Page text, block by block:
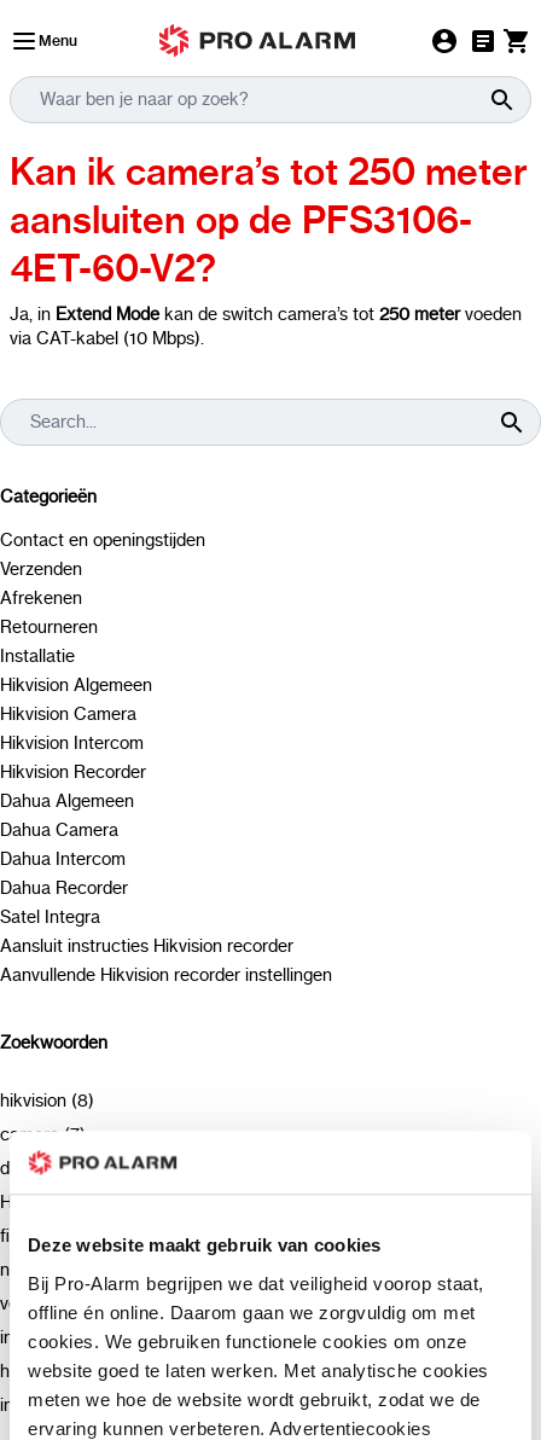
Deze website maakt gebruik van cookies
Bij Pro-Alarm begrijpen we dat veiligheid voorop staat,
offline én online. Daarom gaan we zorgvuldig om met
cookies. We gebruiken functionele cookies om onze
website goed te laten werken. Met analytische cookies
meten we hoe de website wordt gebruikt, zodat we de
ervaring kunnen verbeteren. Advertentiecookies
Menu
Kan ik camera’s tot 250 meter
aansluiten op de PFS3106-
4ET-60-V2?
Ja, in Extend Modekan de switch camera’s tot 250 metervoeden
via CAT-kabel (10 Mbps).
Categorieën
Contact en openingstijden
Verzenden
Afrekenen
Retourneren
Installatie
Hikvision Algemeen
Hikvision Camera
Hikvision Intercom
Hikvision Recorder
Dahua Algemeen
Dahua Camera
Dahua Intercom
Dahua Recorder
Satel Integra
Aansluit instructies Hikvision recorder
Aanvullende Hikvision recorder instellingen
Zoekwoorden
hikvision (8)
camera (7)
deurbel (4)
Hikvision (3)
firmware (3)
netwerkrecorder (2)
verzending (2)
intercom (2)
hik-connect (2)
installatie (2)